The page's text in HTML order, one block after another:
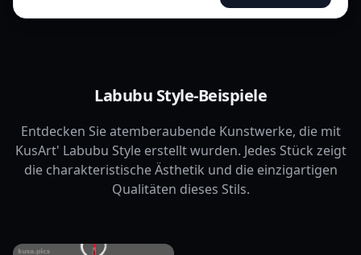
Labubu Style-Beispiele
Entdecken Sie atemberaubende Kunstwerke, die mit
KusArt' Labubu Style erstellt wurden. Jedes Stück zeigt
die charakteristische Ästhetik und die einzigartigen
Qualitäten dieses Stils.